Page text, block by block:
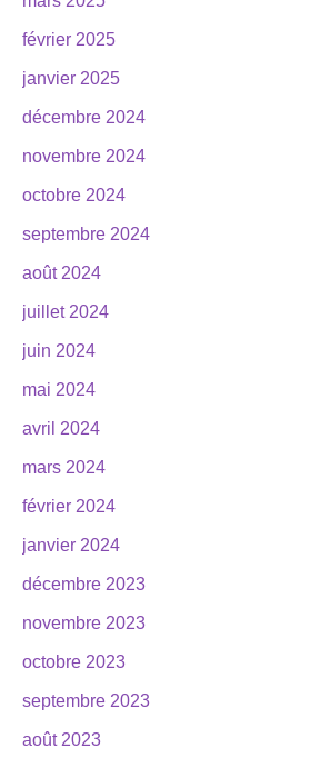
février 2025
janvier 2025
décembre 2024
novembre 2024
octobre 2024
septembre 2024
août 2024
juillet 2024
juin 2024
mai 2024
avril 2024
mars 2024
février 2024
janvier 2024
décembre 2023
novembre 2023
octobre 2023
septembre 2023
août 2023